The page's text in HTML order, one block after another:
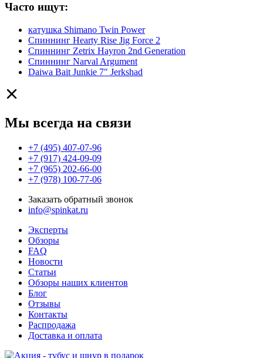
Часто ищут:
катушка Shimano Twin Power
Спиннинг Hearty Rise Jig Force 2
Спиннинг Zetrix Hayron 2nd Generation
Спиннинг Narval Argument
Daiwa Bait Junkie 7" Jerkshad
Мы всегда на связи
+7 (495) 407-07-96
+7 (917) 424-09-09
+7 (965) 202-66-00
+7 (978) 100-77-06
Заказать обратный звонок
info@spinkat.ru
Эксперты
Обзоры
FAQ
Новости
Статьи
Обзоры наших клиентов
Блог
Отзывы
Контакты
Распродажа
Доставка и оплата